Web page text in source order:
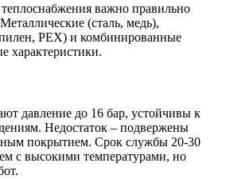
важно правильно
(сталь, медь),
PEX) и комбинированные
характеристики.
давление до 16 бар, устойчивы к
Недостаток – подвержены
покрытием. Срок службы 20-30
с высокими температурами, но